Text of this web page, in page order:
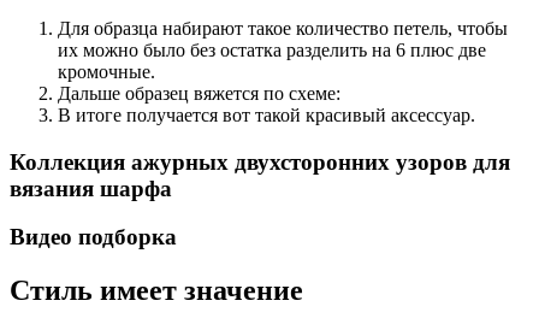
Для образца набирают такое количество петель, чтобы
их можно было без остатка разделить на 6 плюс две
кромочные.
Дальше образец вяжется по схеме:
В итоге получается вот такой красивый аксессуар.
Коллекция ажурных двухсторонних узоров для
вязания шарфа
Видео подборка
Стиль имеет значение